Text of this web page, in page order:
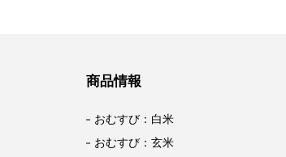
商品情報
おむすび：白米
おむすび：玄米